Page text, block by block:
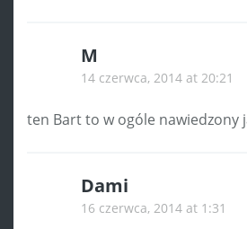
M
14 czerwca, 2014 at 20:21
ten Bart to w ogóle nawiedzony
Dami
16 czerwca, 2014 at 1:31